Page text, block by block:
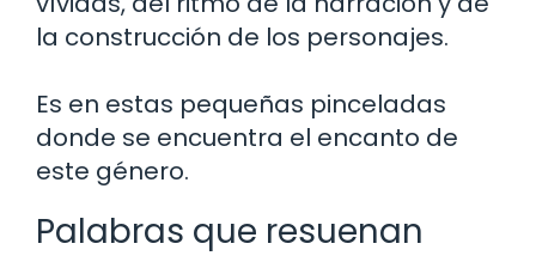
la construcción de los personajes.
Es en estas pequeñas pinceladas
donde se encuentra el encanto de
este género.
Palabras que resuenan